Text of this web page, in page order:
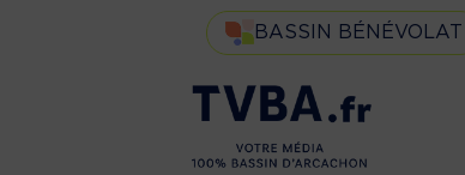
BASSIN BÉNÉVOLAT